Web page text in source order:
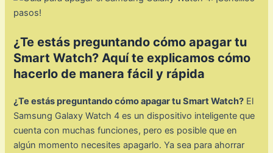
¿Te estás preguntando cómo apagar tu
Smart Watch? Aquí te explicamos cómo
hacerlo de manera fácil y rápida
¿Te estás preguntando cómo apagar tu Smart Watch? El
Samsung Galaxy Watch 4 es un dispositivo inteligente que
cuenta con muchas funciones, pero es posible que en
algún momento necesites apagarlo. Ya sea para ahorrar